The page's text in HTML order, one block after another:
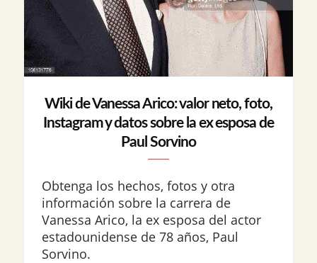
Wiki de Vanessa Arico: valor neto, foto,
Instagram y datos sobre la ex esposa de
Paul Sorvino
Obtenga los hechos, fotos y otra
información sobre la carrera de
Vanessa Arico, la ex esposa del actor
estadounidense de 78 años, Paul
Sorvino.